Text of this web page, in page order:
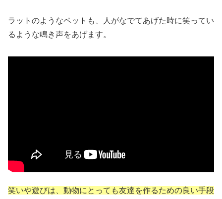
ラットのようなペットも、人がなでてあげた時に笑ってい
るような鳴き声をあげます。
笑いや遊びは、動物にとっても友達を作るための良い手段